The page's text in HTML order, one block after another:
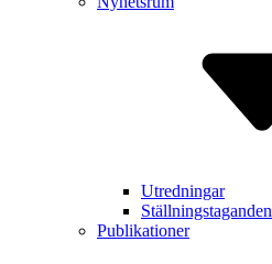
Utredningar
Ställningstaganden
Publikationer